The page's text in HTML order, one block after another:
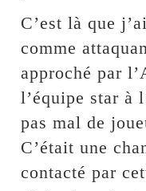
C’est là que
comme
approché par
l’équipe star à
pas mal de
C’était une
contacté par